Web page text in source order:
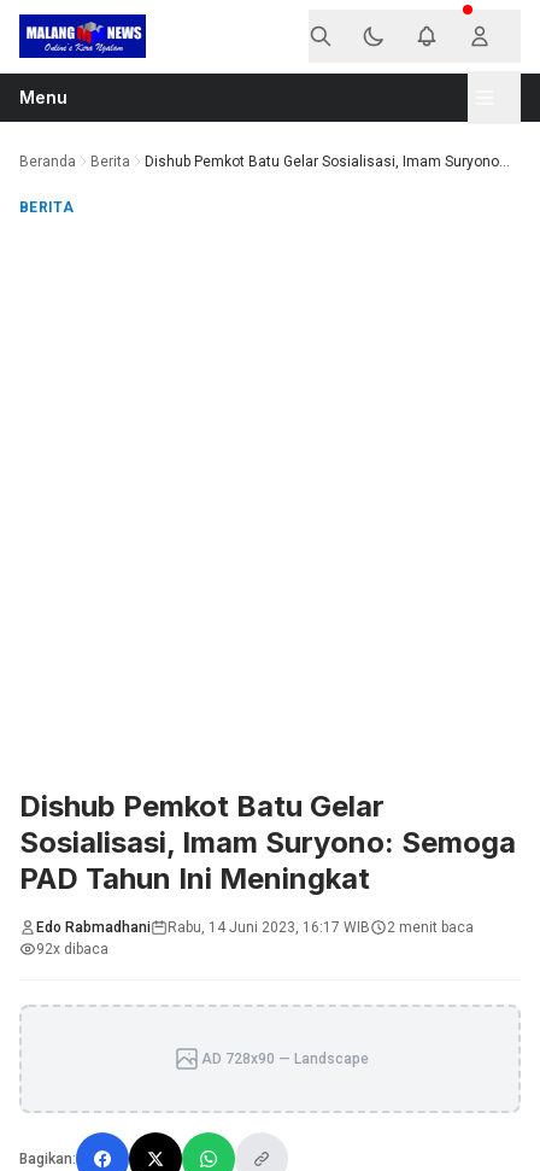
Langsung ke konten
Menu
Beranda Berita Dishub Pemkot Batu Gelar Sosialisasi, Imam Suryono...
BERITA
Dishub Pemkot Batu Gelar
Sosialisasi, Imam Suryono: Semoga
PAD Tahun Ini Meningkat
Edo Rabmadhani Rabu, 14 Juni 2023, 16:17 WIB
2 menit baca
92x dibaca
AD 728x90 — Landscape
Bagikan: